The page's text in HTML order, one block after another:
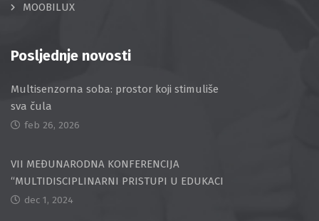
MOOBILUX
Posljednje novosti
Multisenzorna soba: prostor koji stimuliše
sva čula
feb 26, 2026
VII MEĐUNARODNA KONFERENCIJA
“MULTIDISCIPLINARNI PRISTUPI U EDUKACI
dec 1, 2024